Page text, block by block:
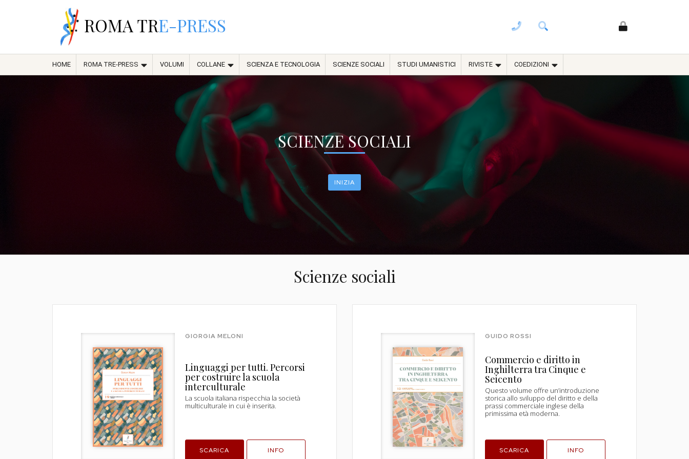
ROMA TRE-PRESS
HOME ROMA TRE-PRESS VOLUMI COLLANE SCIENZA E TECNOLOGIA SCIENZE SOCIALI STUDI UMANISTICI RIVISTE COEDIZIONI
SCIENZE SOCIALI
INIZIA
Scienze sociali
GIORGIA MELONI
Linguaggi per tutti. Percorsi
per costruire la scuola
interculturale
La scuola italiana rispecchia la società
multiculturale in cui è inserita.
SCARICA INFO
GUIDO ROSSI
Commercio e diritto in
Inghilterra tra Cinque e
Seicento
Questo volume offre un’introduzione
storica allo sviluppo del diritto e della
prassi commerciale inglese della
primissima età moderna.
SCARICA INFO